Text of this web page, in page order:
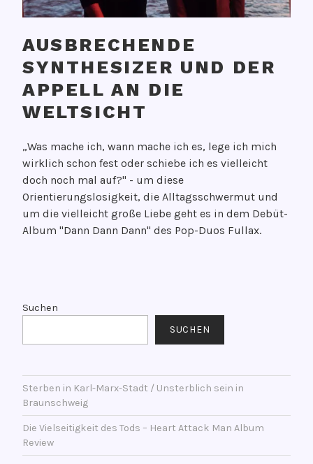
AUSBRECHENDE
SYNTHESIZER UND DER
APPELL AN DIE
WELTSICHT
e
r
ö
f
f
e
i
c
m
1
.
J
„Was mache ich, wann mache ich es, lege ich mich
wirklich schon fest oder schiebe ich es vielleicht
doch noch mal auf?" - um diese
Orientierungslosigkeit, die Alltagsschwermut und
um die vielleicht große Liebe geht es in dem Debüt-
Album "Dann Dann Dann" des Pop-Duos Fullax.
r
c
l
a
g
w
o
r
Suchen
SUCHEN
Sterben in Karl-Marx-Stadt / Unsterblich sein in
Braunschweig
Die Vielseitigkeit des Tods – Heart Attack Man Album
Review